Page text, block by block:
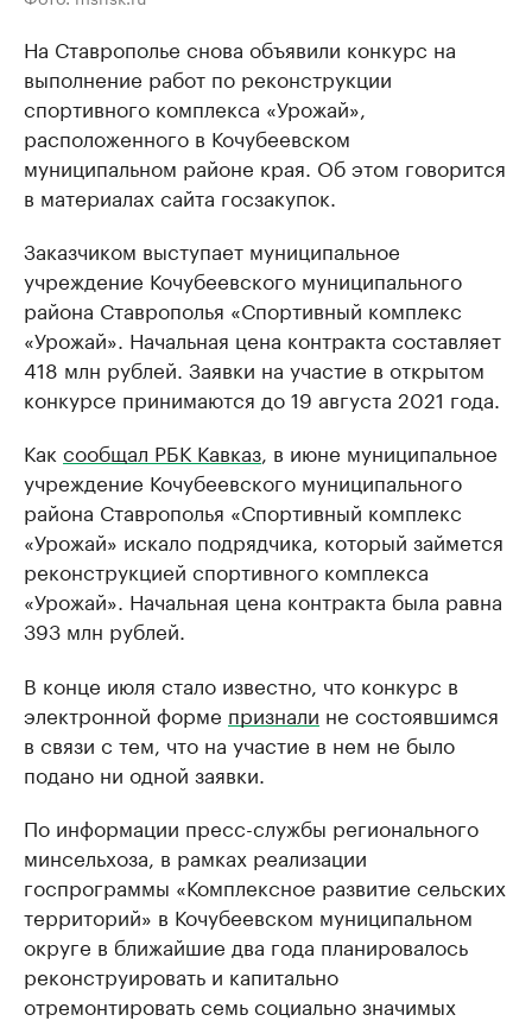
На Ставрополье снова объявили конкурс на
выполнение работ по реконструкции
спортивного комплекса «Урожай»,
расположенного в Кочубеевском
муниципальном районе края. Об этом говорится
в материалах сайта госзакупок.
Заказчиком выступает муниципальное
учреждение Кочубеевского муниципального
района Ставрополья «Спортивный комплекс
«Урожай». Начальная цена контракта составляет
418 млн рублей. Заявки на участие в открытом
конкурсе принимаются до 19 августа 2021 года.
Как сообщал РБК Кавказ , в июне муниципальное
учреждение Кочубеевского муниципального
района Ставрополья «Спортивный комплекс
«Урожай» искало подрядчика, который займется
реконструкцией спортивного комплекса
«Урожай». Начальная цена контракта была равна
393 млн рублей.
В конце июля стало известно, что конкурс в
электронной форме признали не состоявшимся
в связи с тем, что на участие в нем не было
подано ни одной заявки.
По информации пресс-службы регионального
минсельхоза, в рамках реализации
госпрограммы «Комплексное развитие сельских
территорий» в Кочубеевском муниципальном
округе в ближайшие два года планировалось
реконструировать и капитально
отремонтировать семь социально значимых